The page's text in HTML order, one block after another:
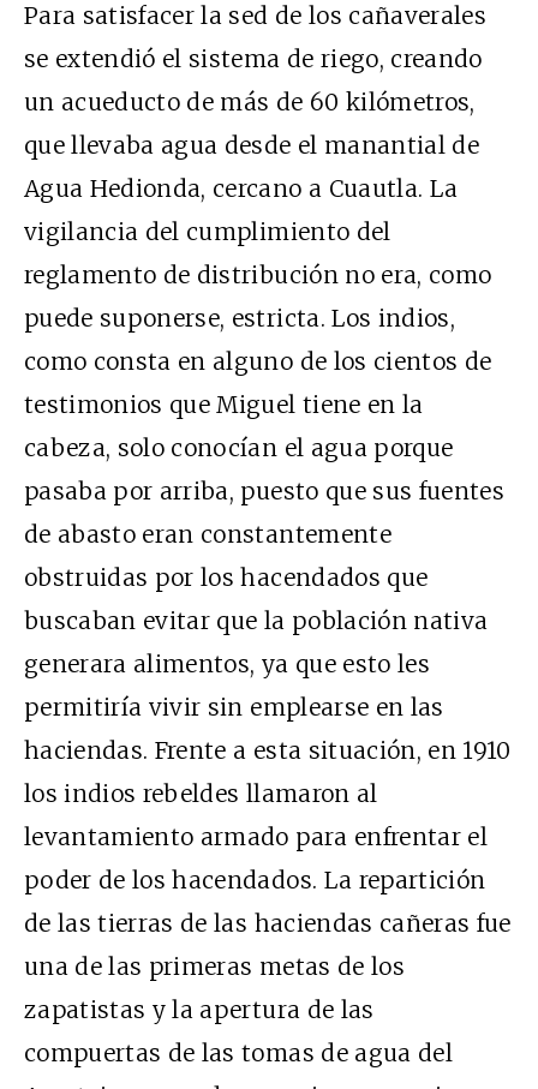
Para satisfacer la sed de los cañaverales
se extendió el sistema de riego, creando
un acueducto de más de 60 kilómetros,
que llevaba agua desde el manantial de
Agua Hedionda, cercano a Cuautla. La
vigilancia del cumplimiento del
reglamento de distribución no era, como
puede suponerse, estricta. Los indios,
como consta en alguno de los cientos de
testimonios que Miguel tiene en la
cabeza, solo conocían el agua porque
pasaba por arriba, puesto que sus fuentes
de abasto eran constantemente
obstruidas por los hacendados que
buscaban evitar que la población nativa
generara alimentos, ya que esto les
permitiría vivir sin emplearse en las
haciendas. Frente a esta situación, en 1910
los indios rebeldes llamaron al
levantamiento armado para enfrentar el
poder de los hacendados. La repartición
de las tierras de las haciendas cañeras fue
una de las primeras metas de los
zapatistas y la apertura de las
compuertas de las tomas de agua del